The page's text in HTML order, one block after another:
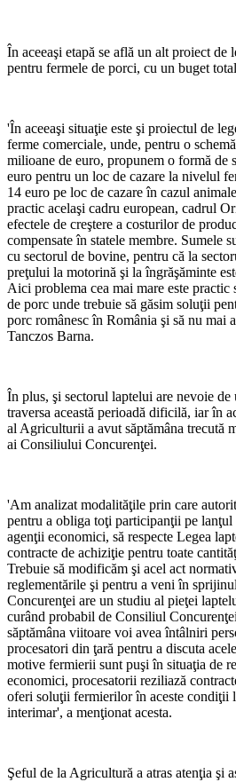
În aceeaşi etapă se află un alt proiect de
pentru fermele de porci, cu un buget
'În aceeaşi situaţie este şi proiectul de
ferme comerciale, unde, pentru o
milioane de euro, propunem o formă de
euro pentru un loc de cazare la nivelul
14 euro pe loc de cazare în cazul
practic acelaşi cadru european, cadrul
efectele de creştere a costurilor de
compensate în statele membre. Sumele
cu sectorul de bovine, pentru că la
preţului la motorină şi la îngrăşăminte
Aici problema cea mai mare este practic
de porc unde trebuie să găsim soluţii
porc românesc în România şi să nu mai
Tanczos Barna.
În plus, şi sectorul laptelui are nevoie
traversa această perioadă dificilă, iar în
al Agriculturii a avut săptămâna trecută
ai Consiliului Concurenţei.
'Am analizat modalităţile prin care
pentru a obliga toţi participanţii pe lanţul
agenţii economici, să respecte Legea
contracte de achiziţie pentru toate
Trebuie să modificăm şi acel act
reglementările şi pentru a veni în
Concurenţei are un studiu al pieţei
curând probabil de Consiliul
săptămâna viitoare voi avea întâlniri
procesatori din ţară pentru a discuta
motive fermierii sunt puşi în situaţia de
economici, procesatorii reziliază
oferi soluţii fermierilor în aceste condiţii
interimar', a menţionat acesta.
Şeful de la Agricultură a atras atenţia şi